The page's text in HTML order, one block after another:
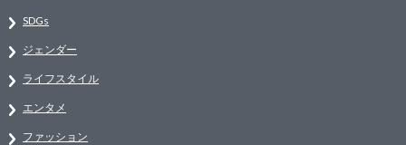
SDGs
ジェンダー
ライフスタイル
エンタメ
ファッション